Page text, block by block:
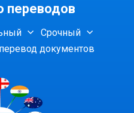
переводов
Срочный
документов